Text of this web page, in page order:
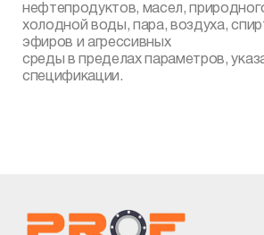
нефтепродуктов, масел, природного
холодной воды, пара, воздуха,
эфиров и агрессивных
среды в пределах параметров,
спецификации.